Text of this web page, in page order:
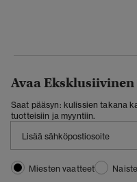
Avaa Eksklusiivinen
Saat pääsyn: kulissien takana
tuotteisiin ja myyntiin.
Miesten vaatteet